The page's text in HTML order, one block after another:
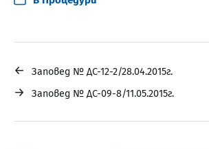
← Заповед № ДС-12-2/28.04.2015г.
→ Заповед № ДС-09-8/11.05.2015г.